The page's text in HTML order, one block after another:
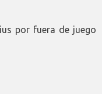
por fuera de juego